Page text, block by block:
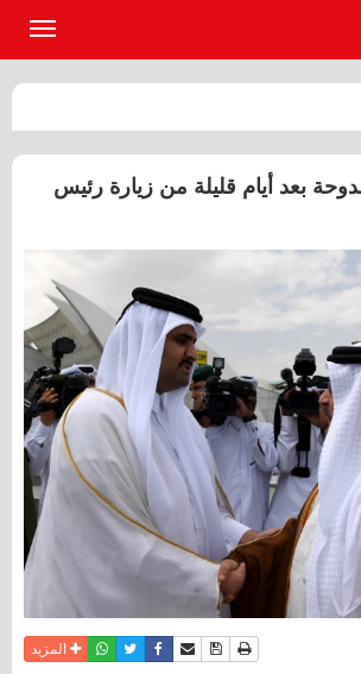
بعد أيام قليلة من زيارة رئيس
نسخة للطباعة
حفظ الموضوع
أرسل الى صديق
فيسبوكتويترواتسابالمزيد